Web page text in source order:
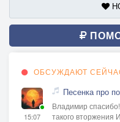
ОБСУЖДАЮТ
15:07
Песенка про
Владимир
такого вторжения